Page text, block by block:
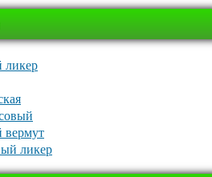
вермут
ликер